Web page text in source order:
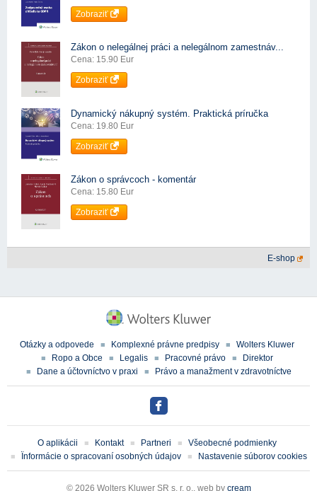
Zobraziť
Zákon o nelegálnej práci a nelegálnom zamestnáv...
Cena: 15.90 Eur
Zobraziť
Dynamický nákupný systém. Praktická príručka
Cena: 19.80 Eur
Zobraziť
Zákon o správcoch - komentár
Cena: 15.80 Eur
Zobraziť
E-shop
Otázky a odpovede Komplexné právne predpisy
Wolters Kluwer
Ropo a Obce
Legalis Pracovné právo
Direktor
Dane a účtovníctvo v praxi
Právo a manažment v zdravotníctve
O aplikácii Kontakt Partneri
Všeobecné podmienky
Ïnformácie o spracovaní osobných údajov
Nastavenie súborov cookies
© 2026 Wolters Kluwer SR s. r. o., web by cream